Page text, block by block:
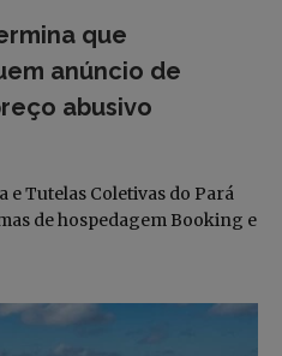
que
anúncio de
abusivo
e Tutelas Coletivas do Pará
de hospedagem Booking e